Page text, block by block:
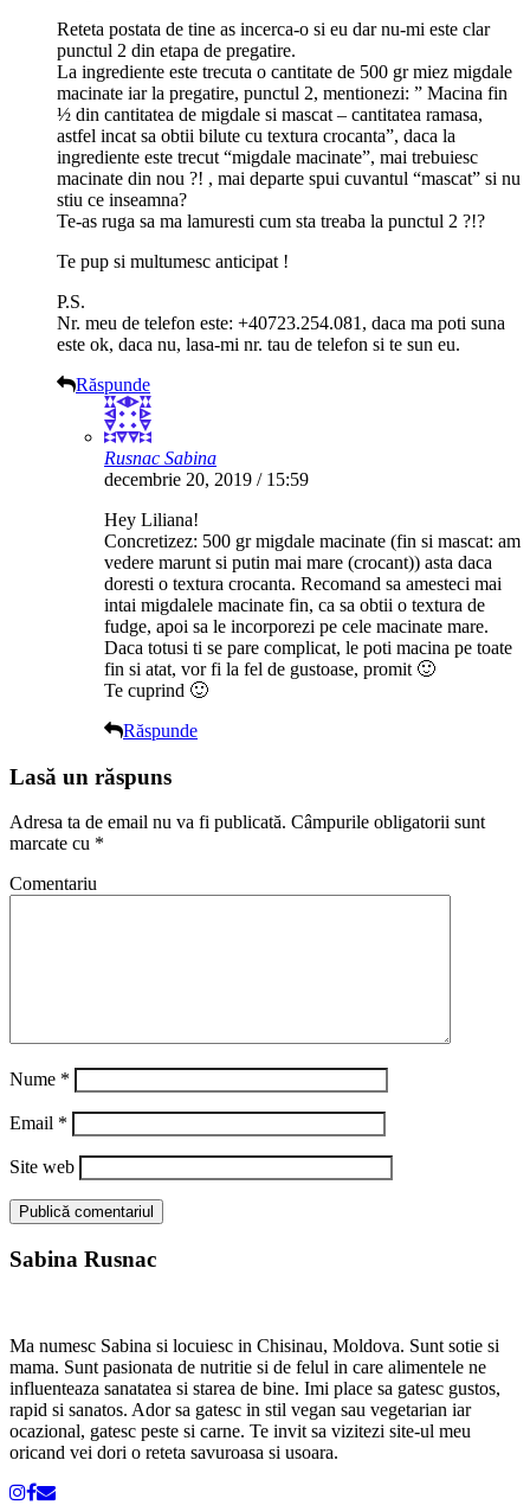
Reteta postata de tine as incerca-o si eu dar nu-mi este clar
punctul 2 din etapa de pregatire.
La ingrediente este trecuta o cantitate de 500 gr miez migdale
macinate iar la pregatire, punctul 2, mentionezi: ” Macina fin
½ din cantitatea de migdale si mascat – cantitatea ramasa,
astfel incat sa obtii bilute cu textura crocanta”, daca la
ingrediente este trecut “migdale macinate”, mai trebuiesc
macinate din nou ?! , mai departe spui cuvantul “mascat” si nu
stiu ce inseamna?
Te-as ruga sa ma lamuresti cum sta treaba la punctul 2 ?!?
Te pup si multumesc anticipat !
P.S.
Nr. meu de telefon este: +40723.254.081, daca ma poti suna
este ok, daca nu, lasa-mi nr. tau de telefon si te sun eu.
Răspunde
Rusnac Sabina
decembrie 20, 2019 / 15:59
Hey Liliana!
Concretizez: 500 gr migdale macinate (fin si mascat: am
vedere marunt si putin mai mare (crocant)) asta daca
doresti o textura crocanta. Recomand sa amesteci mai
intai migdalele macinate fin, ca sa obtii o textura de
fudge, apoi sa le incorporezi pe cele macinate mare.
Daca totusi ti se pare complicat, le poti macina pe toate
fin si atat, vor fi la fel de gustoase, promit 🙂
Te cuprind 🙂
Răspunde
Lasă un răspuns
Adresa ta de email nu va fi publicată. Câmpurile obligatorii sunt
marcate cu *
Comentariu
Nume *
Email *
Site web
Sabina Rusnac
Ma numesc Sabina si locuiesc in Chisinau, Moldova. Sunt sotie si
mama. Sunt pasionata de nutritie si de felul in care alimentele ne
influenteaza sanatatea si starea de bine. Imi place sa gatesc gustos,
rapid si sanatos. Ador sa gatesc in stil vegan sau vegetarian iar
ocazional, gatesc peste si carne. Te invit sa vizitezi site-ul meu
oricand vei dori o reteta savuroasa si usoara.